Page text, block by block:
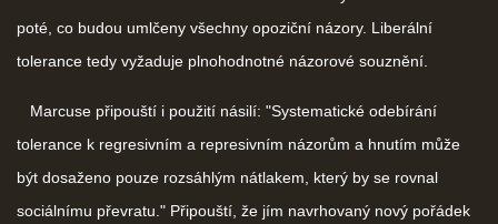
poté, co budou umlčeny všechny opoziční názory. Liberální
tolerance tedy vyžaduje plnohodnotné názorové souznění.
Marcuse připouští i použití násilí: "Systematické odebírání
tolerance k regresivním a represivním názorům a hnutím může
být dosaženo pouze rozsáhlým nátlakem, který by se rovnal
sociálnímu převratu." Připouští, že jím navrhovaný nový pořádek